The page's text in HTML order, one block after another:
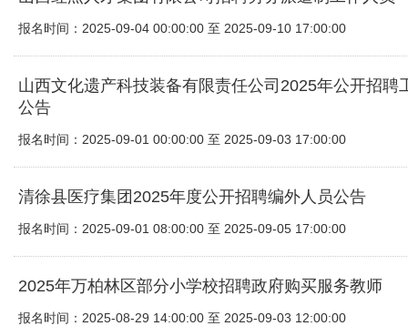
报名时间：2025-09-04 00:00:00 至 2025-09-10 17:00:00
山西文化遗产科技装备有限责任公司2025年公开招聘
公告
报名时间：2025-09-01 00:00:00 至 2025-09-03 17:00:00
清徐县医疗集团2025年度公开招聘编外人员公告
报名时间：2025-09-01 08:00:00 至 2025-09-05 17:00:00
2025年万柏林区部分小学校招聘政府购买服务教师
报名时间：2025-08-29 14:00:00 至 2025-09-03 12:00:00